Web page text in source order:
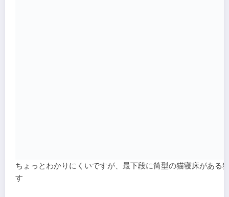
ちょっとわかりにくいですが、最下段に筒型の猫寝床がある
す